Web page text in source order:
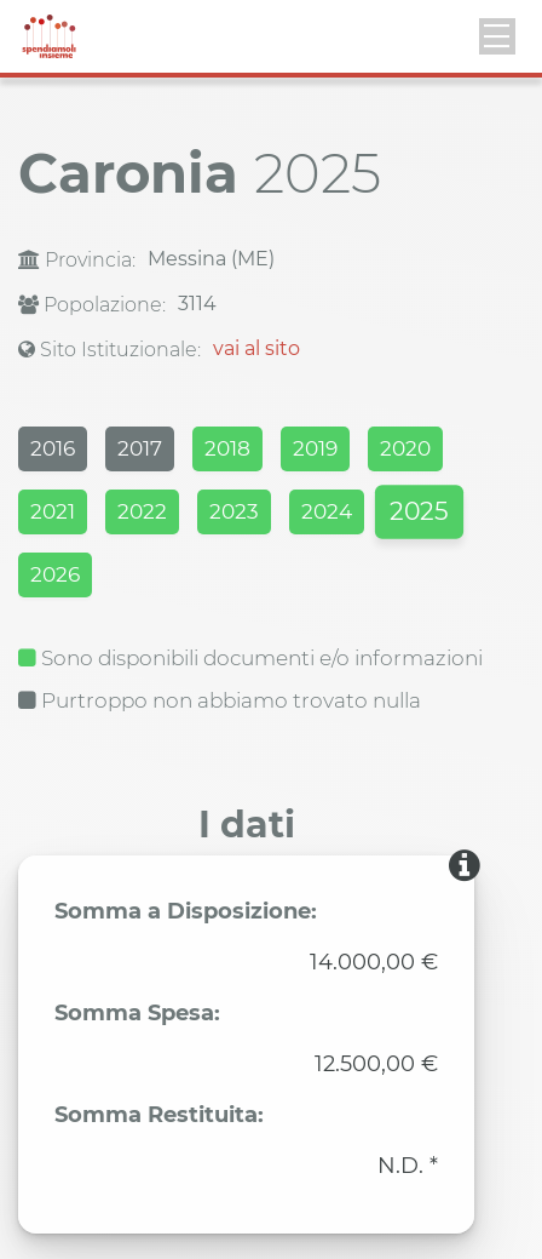
Caronia 2025
Provincia:
Messina (ME)
Popolazione: 3114
Sito Istituzionale: vai al sito
2016 2017 2018 2019 2020
2021 2022 2023 2024 2025
2026
Sono disponibili documenti e/o informazioni
Purtroppo non abbiamo trovato nulla
I dati
Somma a Disposizione:
14.000,00 €
Somma Spesa:
12.500,00 €
Somma Restituita:
N.D. *